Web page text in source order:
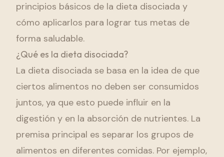
principios básicos de la dieta disociada y
cómo aplicarlos para lograr tus metas de
forma saludable.
¿Qué es la dieta disociada?
La dieta disociada se basa en la idea de que
ciertos alimentos no deben ser consumidos
juntos, ya que esto puede influir en la
digestión y en la absorción de nutrientes. La
premisa principal es separar los grupos de
alimentos en diferentes comidas. Por ejemplo,